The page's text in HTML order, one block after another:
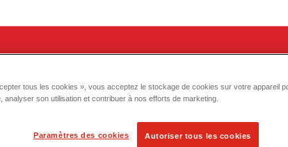
tous les cookies », vous acceptez le stockage de cookies sur votre appareil
analyser son utilisation et contribuer à nos efforts de marketing.
Paramètres des cookies Autoriser tous les cookies